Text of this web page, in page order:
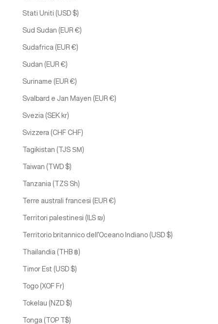
Stati Uniti (USD $)
Sud Sudan (EUR €)
Sudafrica (EUR €)
Sudan (EUR €)
Suriname (EUR €)
Svalbard e Jan Mayen (EUR €)
Svezia (SEK kr)
Svizzera (CHF CHF)
Tagikistan (TJS ЅМ)
Taiwan (TWD $)
Tanzania (TZS Sh)
Terre australi francesi (EUR €)
Territori palestinesi (ILS ₪)
Territorio britannico dell’Oceano Indiano (USD $)
Thailandia (THB ฿)
Timor Est (USD $)
Togo (XOF Fr)
Tokelau (NZD $)
Tonga (TOP T$)